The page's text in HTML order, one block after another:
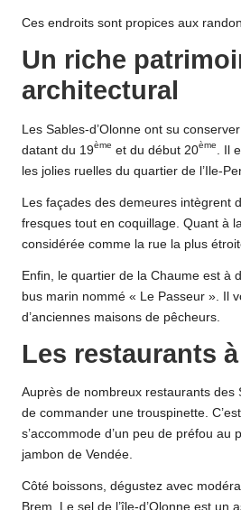
Ces endroits sont propices aux
Un riche
architectural
Les Sables-d’Olonne ont su
datant du 19ème et du début 20ème
. Il
les jolies ruelles du quartier de l’Ile-
Les façades des demeures intègrent
fresques tout en coquillage. Quant à
considérée comme la rue la plus
Enfin, le quartier de la Chaume est à
bus marin nommé « Le Passeur ». Il
d’anciennes maisons de pêcheurs.
Les restaurants
Auprès de nombreux restaurants des
de commander une trouspinette.
s’accommode d’un peu de préfou au
jambon de Vendée.
Côté boissons, dégustez avec
Brem. Le sel de l’île-d’Olonne est un